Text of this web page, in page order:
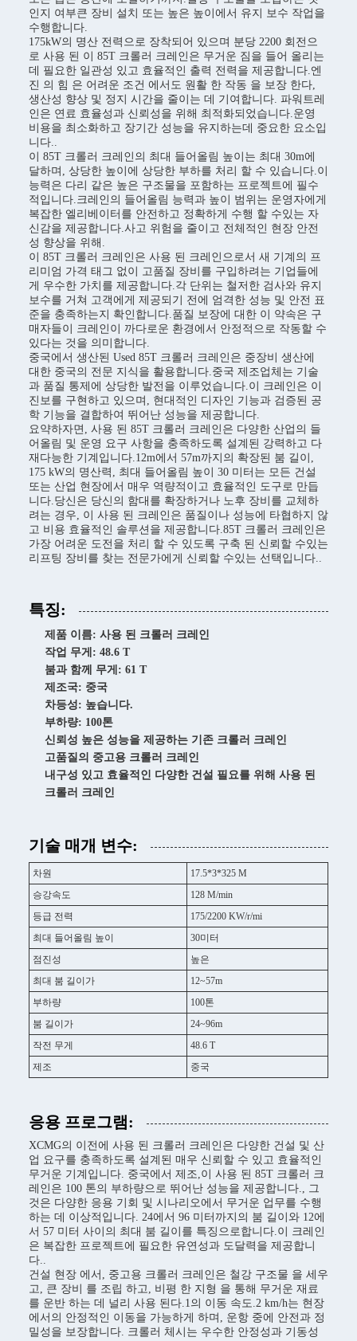
인지 여부큰 장비 설치 또는 높은 높이에서 유지 보수 작업을
수행합니다.
175kW의 명산 전력으로 장착되어 있으며 분당 2200 회전으
로 사용 된 이 85T 크롤러 크레인은 무거운 짐을 들어 올리는
데 필요한 일관성 있고 효율적인 출력 전력을 제공합니다.엔
진 의 힘 은 어려운 조건 에서도 원활 한 작동 을 보장 한다,
생산성 향상 및 정지 시간을 줄이는 데 기여합니다. 파워트레
인은 연료 효율성과 신뢰성을 위해 최적화되었습니다.운영
비용을 최소화하고 장기간 성능을 유지하는데 중요한 요소입
니다..
이 85T 크롤러 크레인의 최대 들어올림 높이는 최대 30m에
달하며, 상당한 높이에 상당한 부하를 처리 할 수 있습니다.이
능력은 다리 같은 높은 구조물을 포함하는 프로젝트에 필수
적입니다.크레인의 들어올림 능력과 높이 범위는 운영자에게
복잡한 엘리베이터를 안전하고 정확하게 수행 할 수있는 자
신감을 제공합니다.사고 위험을 줄이고 전체적인 현장 안전
성 향상을 위해.
이 85T 크롤러 크레인은 사용 된 크레인으로서 새 기계의 프
리미엄 가격 태그 없이 고품질 장비를 구입하려는 기업들에
게 우수한 가치를 제공합니다.각 단위는 철저한 검사와 유지
보수를 거쳐 고객에게 제공되기 전에 엄격한 성능 및 안전 표
준을 충족하는지 확인합니다.품질 보장에 대한 이 약속은 구
매자들이 크레인이 까다로운 환경에서 안정적으로 작동할 수
있다는 것을 의미합니다.
중국에서 생산된 Used 85T 크롤러 크레인은 중장비 생산에
대한 중국의 전문 지식을 활용합니다.중국 제조업체는 기술
과 품질 통제에 상당한 발전을 이루었습니다.이 크레인은 이
진보를 구현하고 있으며, 현대적인 디자인 기능과 검증된 공
학 기능을 결합하여 뛰어난 성능을 제공합니다.
요약하자면, 사용 된 85T 크롤러 크레인은 다양한 산업의 들
어올림 및 운영 요구 사항을 충족하도록 설계된 강력하고 다
재다능한 기계입니다.12m에서 57m까지의 확장된 붐 길이,
175 kW의 명산력, 최대 들어올림 높이 30 미터는 모든 건설
또는 산업 현장에서 매우 역량적이고 효율적인 도구로 만듭
니다.당신은 당신의 함대를 확장하거나 노후 장비를 교체하
려는 경우, 이 사용 된 크레인은 품질이나 성능에 타협하지 않
고 비용 효율적인 솔루션을 제공합니다.85T 크롤러 크레인은
가장 어려운 도전을 처리 할 수 있도록 구축 된 신뢰할 수있는
리프팅 장비를 찾는 전문가에게 신뢰할 수있는 선택입니다..
특징:
제품 이름: 사용 된 크롤러 크레인
작업 무게: 48.6 T
붐과 함께 무게: 61 T
제조국: 중국
차등성: 높습니다.
부하량: 100톤
신뢰성 높은 성능을 제공하는 기존 크롤러 크레인
고품질의 중고용 크롤러 크레인
내구성 있고 효율적인 다양한 건설 필요를 위해 사용 된
크롤러 크레인
기술 매개 변수:
차원
17.5*3*325 M
승강속도
128 M/min
등급 전력
175/2200 KW/r/mi
최대 들어올림 높이
30미터
점진성
높은
최대 붐 길이가
12~57m
부하량
100톤
붐 길이가
24~96m
작전 무게
48.6 T
제조
중국
응용 프로그램:
XCMG의 이전에 사용 된 크롤러 크레인은 다양한 건설 및 산
업 요구를 충족하도록 설계된 매우 신뢰할 수 있고 효율적인
무거운 기계입니다. 중국에서 제조,이 사용 된 85T 크롤러 크
레인은 100 톤의 부하량으로 뛰어난 성능을 제공합니다., 그
것은 다양한 응용 기회 및 시나리오에서 무거운 업무를 수행
하는 데 이상적입니다. 24에서 96 미터까지의 붐 길이와 12에
서 57 미터 사이의 최대 붐 길이를 특징으로합니다.이 크레인
은 복잡한 프로젝트에 필요한 유연성과 도달력을 제공합니
다..
건설 현장 에서, 중고용 크롤러 크레인은 철강 구조물 을 세우
고, 큰 장비 를 조립 하고, 비평 한 지형 을 통해 무거운 재료
를 운반 하는 데 널리 사용 된다.1의 이동 속도.2 km/h는 현장
에서의 안정적인 이동을 가능하게 하며, 운항 중에 안전과 정
밀성을 보장합니다. 크롤러 체시는 우수한 안정성과 기동성